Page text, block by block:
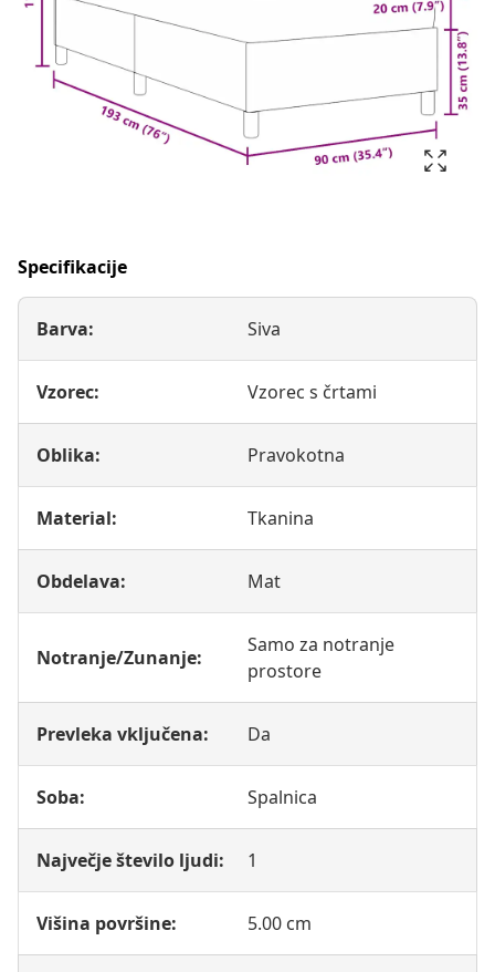
Specifikacije
Barva: Siva
Vzorec: Vzorec s črtami
Oblika: Pravokotna
Material: Tkanina
Obdelava: Mat
Notranje/Zunanje:
Samo za notranje
prostore
Prevleka vključena: Da
Soba: Spalnica
Največje število ljudi: 1
Višina površine: 5.00 cm